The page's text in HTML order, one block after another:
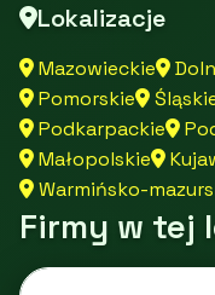
Lokalizacje
Mazowieckie
Pomorskie
Podkarpackie
Małopolskie
Warmińsko-
Firmy w tej